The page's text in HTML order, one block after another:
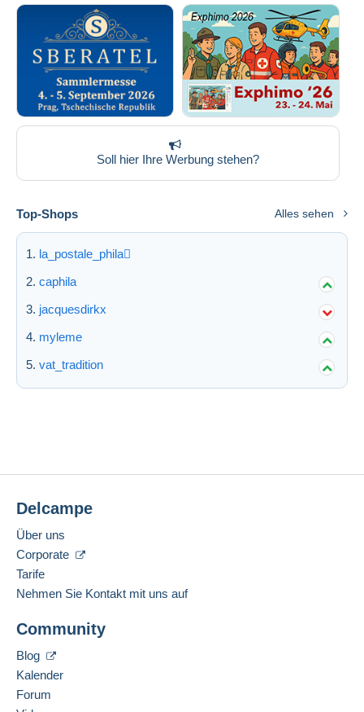
Soll hier Ihre Werbung stehen?
Top-Shops Alles sehen
la_postale_phila
caphila
jacquesdirkx
myleme
vat_tradition
Delcampe
Über uns
Corporate
Tarife
Nehmen Sie Kontakt mit uns auf
Community
Blog
Kalender
Forum